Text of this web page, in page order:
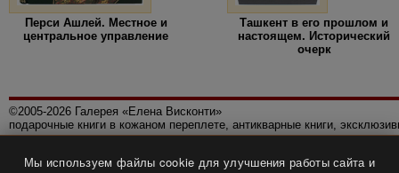
Перси Ашлей. Местное и
центральное управление
Ташкент в его прошлом и
настоящем. Исторический
очерк
©2005-2026 Галерея «Елена Висконти»
подарочные книги в кожаном переплете, антикварные книги,
Политика конфиденциальности
Мы используем файлы cookie для улучшения работы сайта и